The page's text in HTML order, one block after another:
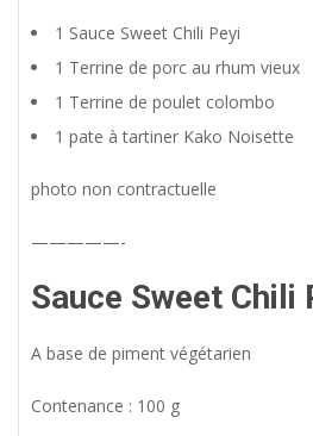
1 Sauce Sweet Chili Peyi
1 Terrine de porc au rhum vieux
1 Terrine de poulet colombo
1 pate à tartiner Kako Noisette
photo non contractuelle
—————-
Sauce Sweet Chili
A base de piment végétarien
Contenance : 100 g